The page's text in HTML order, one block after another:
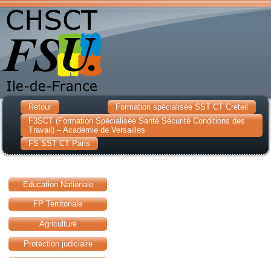
Retour
Formation spécialisée SST CT Creteil
F3SCT (Formation Spécialisée Santé Sécurité Conditions des
Travail) – Académie de Versailles
FS SST CT Paris
Education Nationale
FP Territoriale
Agriculture
Protection judiciaire